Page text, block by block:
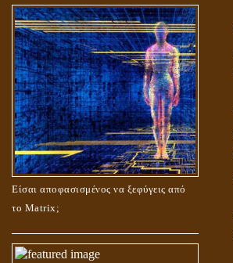
Είσαι αποφασισμένος να ξεφύγεις από
το Matrix;